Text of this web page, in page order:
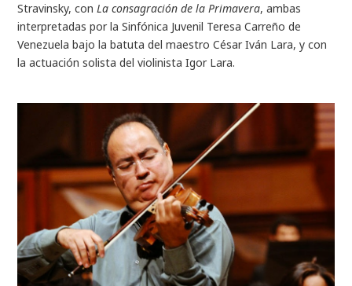
Stravinsky, conLa consagración de la Primavera, ambas
interpretadas por la Sinfónica Juvenil Teresa Carreño de
Venezuela bajo la batuta del maestro César Iván Lara, y con
la actuación solista del violinista Igor Lara.